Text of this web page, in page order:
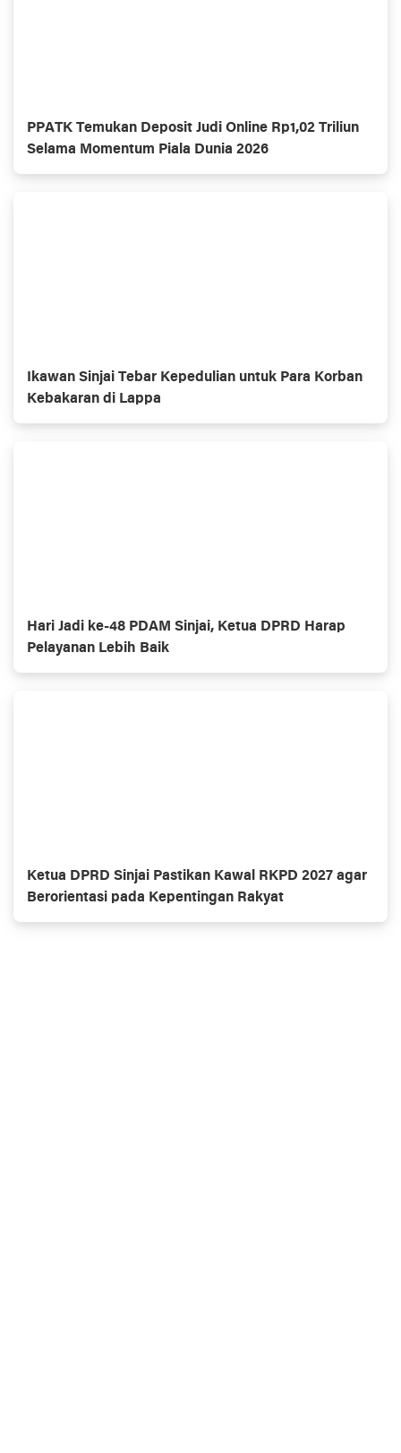
PPATK Temukan Deposit Judi Online Rp1,02 Triliun
Selama Momentum Piala Dunia 2026
Ikawan Sinjai Tebar Kepedulian untuk Para Korban
Kebakaran di Lappa
Hari Jadi ke-48 PDAM Sinjai, Ketua DPRD Harap
Pelayanan Lebih Baik
Ketua DPRD Sinjai Pastikan Kawal RKPD 2027 agar
Berorientasi pada Kepentingan Rakyat